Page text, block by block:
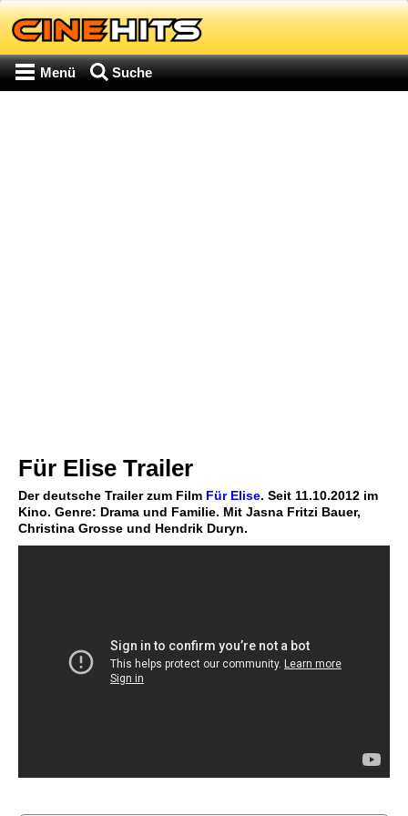
Menü Suche
Für Elise Trailer
Der deutsche Trailer zum Film Für Elise. Seit 11.10.2012 im
Kino. Genre: Drama und Familie. Mit Jasna Fritzi Bauer,
Christina Grosse und Hendrik Duryn.